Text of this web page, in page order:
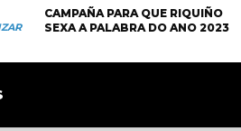
CAMPAÑA PARA QUE RIQUIÑO
SEXA A PALABRA DO ANO 2023